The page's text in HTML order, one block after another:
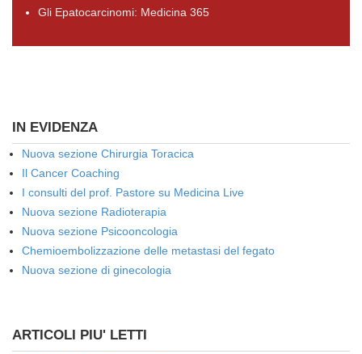
Gli Epatocarcinomi: Medicina 365
IN EVIDENZA
Nuova sezione Chirurgia Toracica
Il Cancer Coaching
I consulti del prof. Pastore su Medicina Live
Nuova sezione Radioterapia
Nuova sezione Psicooncologia
Chemioembolizzazione delle metastasi del fegato
Nuova sezione di ginecologia
ARTICOLI PIU' LETTI